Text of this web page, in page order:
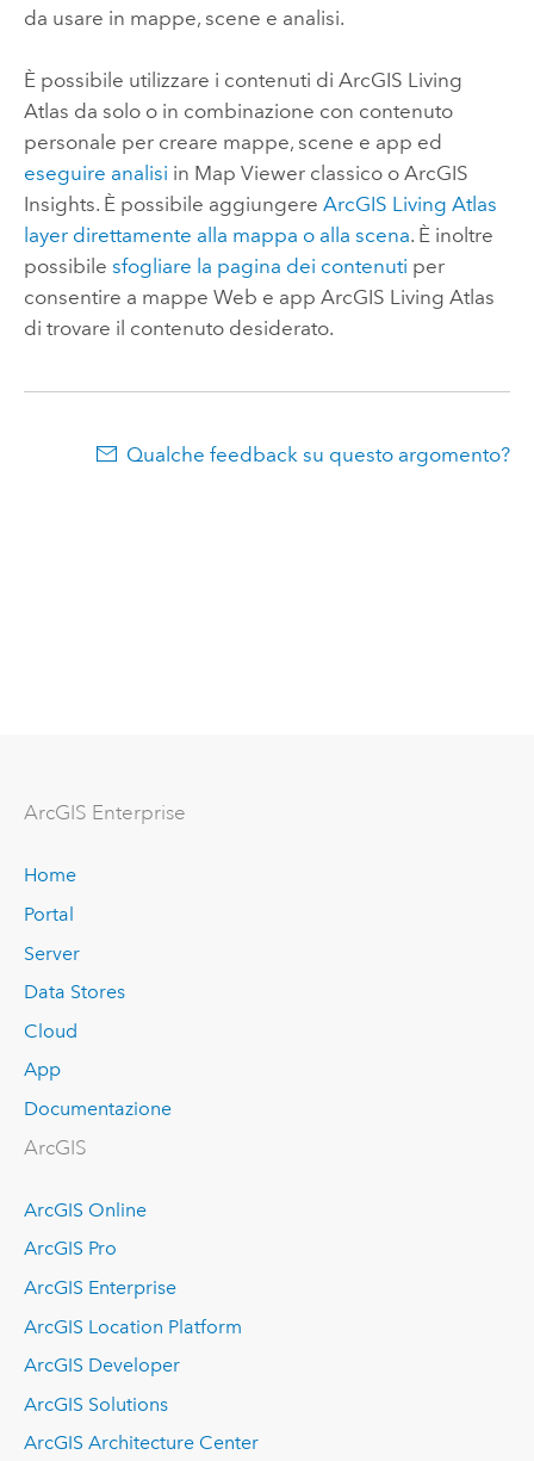
da usare in mappe, scene e analisi.
È possibile utilizzare i contenuti di ArcGIS Living
Atlas da solo o in combinazione con contenuto
personale per creare mappe, scene e app ed
eseguire analisi in Map Viewer classicoo ArcGIS
Insights. È possibile aggiungere ArcGIS Living Atlas
layer direttamente alla mappa o alla scena. È inoltre
possibile sfogliare la pagina dei contenuti per
consentire a mappe Web e app ArcGIS Living Atlas
di trovare il contenuto desiderato.
Qualche feedback su questo argomento?
ArcGIS Enterprise
Home
Portal
Server
Data Stores
Cloud
App
Documentazione
ArcGIS
ArcGIS Online
ArcGIS Pro
ArcGIS Enterprise
ArcGIS Location Platform
ArcGIS Developer
ArcGIS Solutions
ArcGIS Architecture Center